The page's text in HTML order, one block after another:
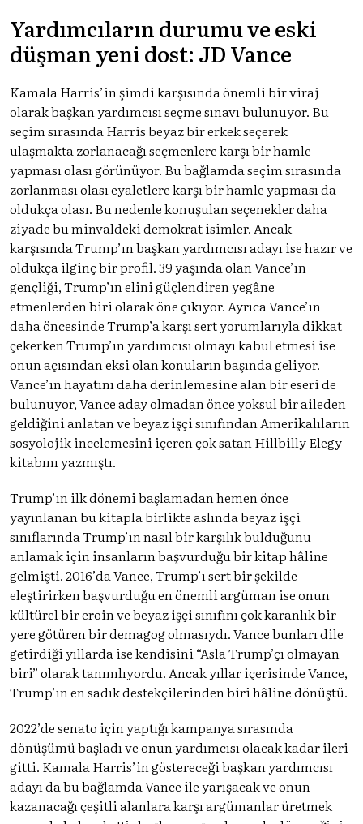
Yardımcıların durumu ve eski
düşman yeni dost: JD Vance
Kamala Harris’in şimdi karşısında önemli bir viraj
olarak başkan yardımcısı seçme sınavı bulunuyor. Bu
seçim sırasında Harris beyaz bir erkek seçerek
ulaşmakta zorlanacağı seçmenlere karşı bir hamle
yapması olası görünüyor. Bu bağlamda seçim sırasında
zorlanması olası eyaletlere karşı bir hamle yapması da
oldukça olası. Bu nedenle konuşulan seçenekler daha
ziyade bu minvaldeki demokrat isimler. Ancak
karşısında Trump’ın başkan yardımcısı adayı ise hazır ve
oldukça ilginç bir profil. 39 yaşında olan Vance’ın
gençliği, Trump’ın elini güçlendiren yegâne
etmenlerden biri olarak öne çıkıyor. Ayrıca Vance’ın
daha öncesinde Trump’a karşı sert yorumlarıyla dikkat
çekerken Trump’ın yardımcısı olmayı kabul etmesi ise
onun açısından eksi olan konuların başında geliyor.
Vance’ın hayatını daha derinlemesine alan bir eseri de
bulunuyor, Vance aday olmadan önce yoksul bir aileden
geldiğini anlatan ve beyaz işçi sınıfından Amerikalıların
sosyolojik incelemesini içeren çok satan Hillbilly Elegy
kitabını yazmıştı.
Trump’ın ilk dönemi başlamadan hemen önce
yayınlanan bu kitapla birlikte aslında beyaz işçi
sınıflarında Trump’ın nasıl bir karşılık bulduğunu
anlamak için insanların başvurduğu bir kitap hâline
gelmişti. 2016’da Vance, Trump’ı sert bir şekilde
eleştirirken başvurduğu en önemli argüman ise onun
kültürel bir eroin ve beyaz işçi sınıfını çok karanlık bir
yere götüren bir demagog olmasıydı. Vance bunları dile
getirdiği yıllarda ise kendisini “Asla Trump’çı olmayan
biri” olarak tanımlıyordu. Ancak yıllar içerisinde Vance,
Trump’ın en sadık destekçilerinden biri hâline dönüştü.
2022’de senato için yaptığı kampanya sırasında
dönüşümü başladı ve onun yardımcısı olacak kadar ileri
gitti. Kamala Harris’in göstereceği başkan yardımcısı
adayı da bu bağlamda Vance ile yarışacak ve onun
kazanacağı çeşitli alanlara karşı argümanlar üretmek